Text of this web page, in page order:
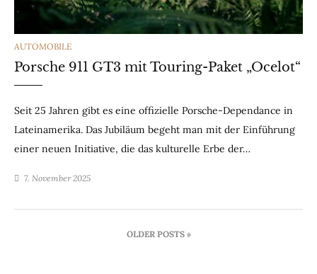
CATEGORIES
AUTOMOBILE
Porsche 911 GT3 mit Touring-Paket „Ocelot“
Seit 25 Jahren gibt es eine offizielle Porsche-Dependance in
Lateinamerika. Das Jubiläum begeht man mit der Einführung
einer neuen Initiative, die das kulturelle Erbe der…
7. November 2025
Beitragsnavigation
OLDER POSTS »